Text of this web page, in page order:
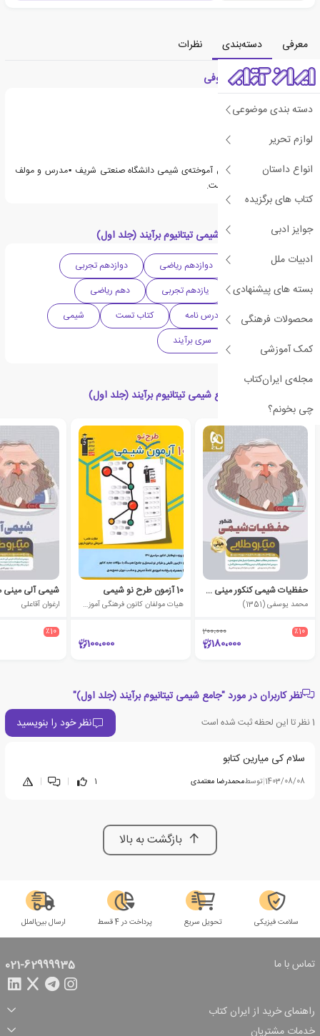
دسته بندی موضوعی
لوازم تحریر
انواع داستان
کتاب های برگزیده
جوایز ادبی
ادبیات ملل
بسته های پیشنهادی
محصولات فرهنگی
کمک آموزشی
مجله‌ی ایران‌کتاب
چی بخونم؟
معرفی دسته‌بندی
نظرات
درباره امیرحسین معروفی
امیرحسین معروفی دانش آموخته‌ی شیمی دانشگاه صنعتی شریف ▪️مدرس و مولف
کتاب هایکمک اموزشی است.
دسته بندی های جامع شیمی تیتانیوم برآیند (جلد اول)
متوسطه دوم دوازدهم ریاضی
دوازدهم تجربی
یازدهم ریاضی
یازدهم تجربی
دهم ریاضی
دهم تجربی
درس نامه کتاب تست
شیمی
کمک آموزشی
سری برآیند
محصولات مرتبط با جامع شیمی تیتانیوم برآیند (جلد اول)
حفظیات شیمی کنکور مینی میکرو طلایی
محمد یوسفی (1351)
٪10 200،000
180،000
10 آزمون طرح نو شیمی
هیات مولفان کانون فرهنگی آموزش (قلم چی)
100،000
شیمی آلی مینی
ارغوان آقاعلی
٪10
نظر کاربران در مورد "جامع شیمی تیتانیوم برآیند (جلد اول)"
1نظر تا این لحظه ثبت شده است نظر خود را بنویسید
سلام کی میارین کتابو
1403/08/08
|توسطمحمدرضا معتمدی 1
|
|
بازگشت به بالا
سلامت فیزیکی تحویل سریع پرداخت در 4 قسط ارسال بین‌الملل
تماس با ما 021-62999935
راهنمای خرید از ایران کتاب
ثبت سفارش
شرایط ارسال سفارش
شیوه پرداخت
تخفیف‌های خرید
خدمات مشتریان